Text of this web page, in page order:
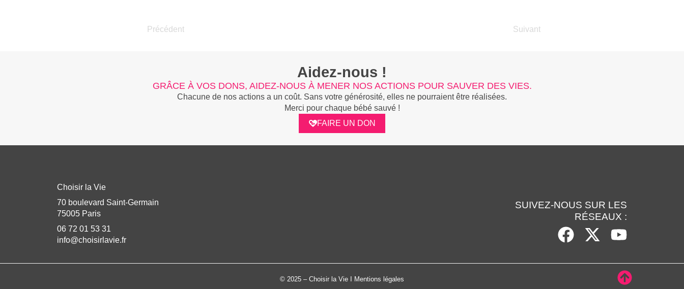
Précédent Suivant
Aidez-nous !
GRÂCE À VOS DONS, AIDEZ-NOUS À MENER NOS ACTIONS POUR SAUVER DES VIES.
Chacune de nos actions a un coût. Sans votre générosité, elles ne pourraient être réalisées.
Merci pour chaque bébé sauvé !
FAIRE UN DON
Choisir la Vie
70 boulevard Saint-Germain
75005 Paris
06 72 01 53 31
info@choisirlavie.fr
SUIVEZ-NOUS SUR LES
RÉSEAUX :
© 2025 – Choisir la Vie I Mentions légales